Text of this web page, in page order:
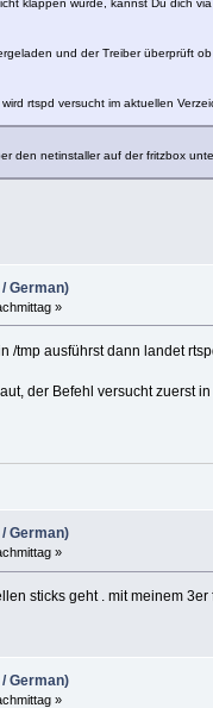
und der Treiber überprüft
rtspd versucht im aktuellen
den netinstaller auf der fritzbox
German)
»
/tmp ausführst dann landet
der Befehl versucht zuerst
German)
»
sticks geht . mit meinem
German)
»